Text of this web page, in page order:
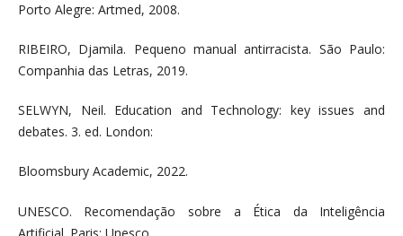
Porto Alegre: Artmed, 2008.
RIBEIRO, Djamila. Pequeno manual antirracista. São Paulo:
Companhia das Letras, 2019.
SELWYN, Neil. Education and Technology: key issues and
debates. 3. ed. London:
Bloomsbury Academic, 2022.
UNESCO. Recomendação sobre a Ética da Inteligência
Artificial. Paris: Unesco,